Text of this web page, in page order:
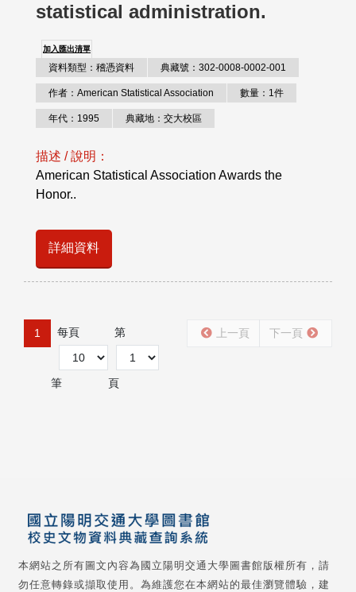
statistical administration.
加入匯出清單
資料類型：稽憑資料 典藏號：302-0008-0002-001
作者：American Statistical Association 數量：1件
年代：1995 典藏地：交大校區
描述 / 說明：
American Statistical Association Awards the
Honor..
詳細資料
1 每頁
筆
第
頁
上一頁 下一頁
本網站之所有圖文內容為國立陽明交通大學圖書館版權所有，請
勿任意轉錄或擷取使用。為維護您在本網站的最佳瀏覽體驗，建